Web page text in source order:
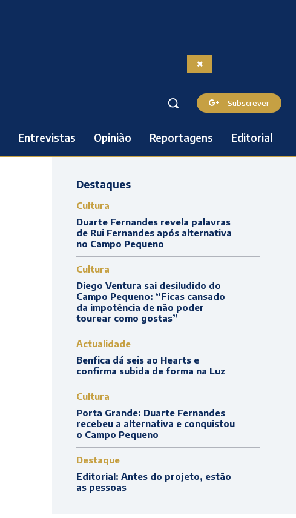
Subscrever
Entrevistas Opinião Reportagens Editorial
Destaques
Cultura
Duarte Fernandes revela palavras
de Rui Fernandes após alternativa
no Campo Pequeno
Cultura
Diego Ventura sai desiludido do
Campo Pequeno: “Ficas cansado
da impotência de não poder
tourear como gostas”
Actualidade
Benfica dá seis ao Hearts e
confirma subida de forma na Luz
Cultura
Porta Grande: Duarte Fernandes
recebeu a alternativa e conquistou
o Campo Pequeno
Destaque
Editorial: Antes do projeto, estão
as pessoas